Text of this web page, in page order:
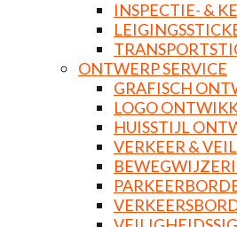
INSPECTIE- &
ONTWERP SERVICE
GRAFISCH
LOGO
HUISSTIJL
VERKEER &